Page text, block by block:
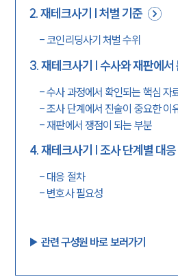
2.재테크사기 | 처벌 기준
-코인리딩사기 처벌 수위
3.재테크사기 | 수사와 재판에서
-수사 과정에서 확인되는 핵심 자
-조사 단계에서 진술이 중요한 이
- 재판에서 쟁점이 되는 부분
4.재테크사기 | 조사 단계별 대
- 대응 절차
- 변호사 필요성
▶︎ 관련 구성원 바로 보러가기